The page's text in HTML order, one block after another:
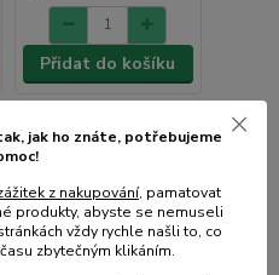
Přidat do košíku
jak ho znáte, potřebujeme
z nakupování, pamatovat
produkty, abyste se nemuseli
vždy rychle našli to, co
zbytečným klikáním.